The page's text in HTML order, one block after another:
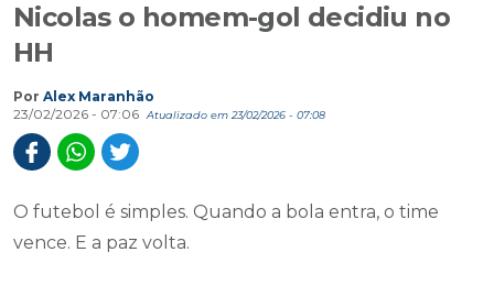
Nicolas o homem-gol decidiu no
HH
Por Alex Maranhão
23/02/2026 - 07:06
Atualizado em 23/02/2026 - 07:08
O futebol é simples. Quando a bola entra, o time
vence. E a paz volta.